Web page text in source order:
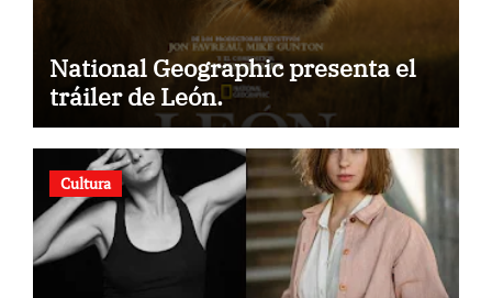
National Geographic presenta el
tráiler de León.
Cultura